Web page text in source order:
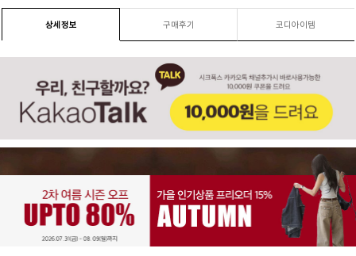
상세정보 구매후기 코디아이템